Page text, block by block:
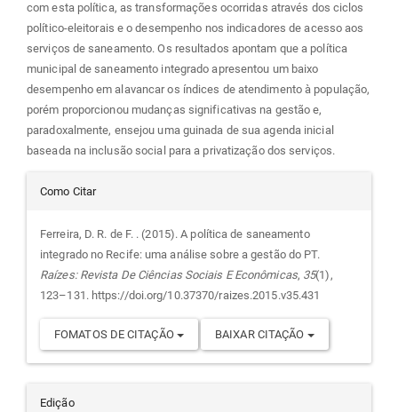
com esta política, as transformações ocorridas através dos ciclos
político-eleitorais e o desempenho nos indicadores de acesso aos
serviços de saneamento. Os resultados apontam que a política
municipal de saneamento integrado apresentou um baixo
desempenho em alavancar os índices de atendimento à população,
porém proporcionou mudanças significativas na gestão e,
paradoxalmente, ensejou uma guinada de sua agenda inicial
baseada na inclusão social para a privatização dos serviços.
Detalhes
do
artigo
Como Citar
Ferreira, D. R. de F. . (2015). A política de saneamento
integrado no Recife: uma análise sobre a gestão do PT.
Raízes: Revista De Ciências Sociais E Econômicas, 35(1),
123–131. https://doi.org/10.37370/raizes.2015.v35.431
FOMATOS DE CITAÇÃO BAIXAR CITAÇÃO
Edição